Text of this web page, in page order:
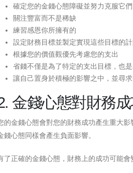
確定您的金錢心態障礙並努力克服它們
關注豐富而不是稀缺
練習感恩你所擁有的
設定財務目標並製定實現這些目標的計
根據您的價值觀優先考慮您的支出
省錢不僅是為了特定的支出目標，也
讓自己置身於積極的影響之中，並尋
金錢心態對財務
的金錢心態會對您的財務成功產生重大
錢心態同樣會產生負面影響。
了正確的金錢心態，財務上的成功可能會